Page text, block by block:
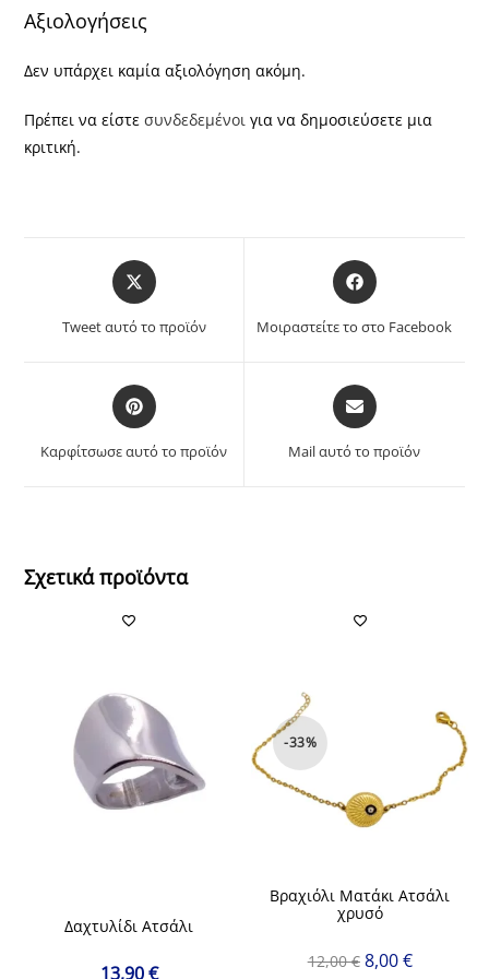
Αξιολογήσεις
Δεν υπάρχει καμία αξιολόγηση ακόμη.
Πρέπει να είστεσυνδεδεμένοιγια να δημοσιεύσετε μια
κριτική.
Opens
in
new
Tweet αυτό το προϊόν
Opens
in
new
Μοιραστείτε το στο Facebook
Opens
in
new
Καρφίτσωσε αυτό το προϊόν
Opens
in
new
Mail αυτό το προϊόν
Σχετικά προϊόντα
Δαχτυλίδι Ατσάλι
13,90€
-33%
Βραχιόλι Ματάκι Ατσάλι
χρυσό
12,00€ Original
price
8,00€Η
τρέχουσα